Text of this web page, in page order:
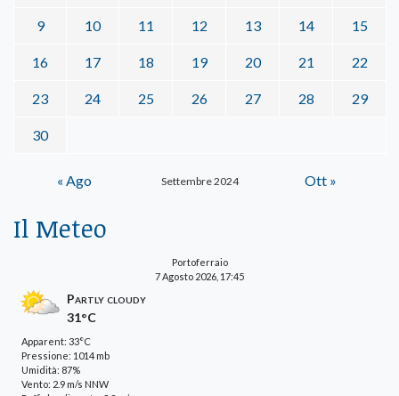
Settembre 2024
9 10 11 12 13 14 15
16 17 18 19 20 21 22
23 24 25 26 27 28 29
30
« Ago Ott »
Il Meteo
Portoferraio
7 Agosto 2026, 17:45
Partly cloudy
31°C
Apparent: 33°C
Pressione: 1014 mb
Umidità: 87%
Vento: 2.9 m/s NNW